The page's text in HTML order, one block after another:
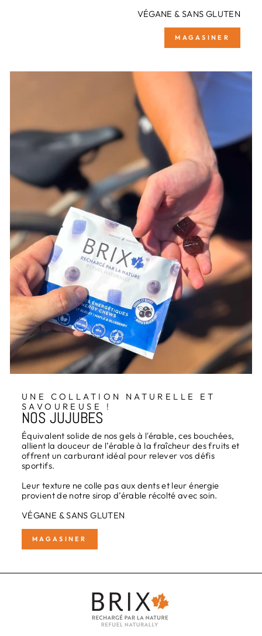
VÉGANE & SANS GLUTEN
MAGASINER
UNE COLLATION NATURELLE ET
SAVOUREUSE !
NOS JUJUBES
Équivalent solide de nos gels à l'érable, ces bouchées,
allient la douceur de l’érable à la fraîcheur des fruits et
offrent un carburant idéal pour relever vos défis
sportifs.
Leur texture ne colle pas aux dents et leur énergie
provient de notre sirop d’érable récolté avec soin.
VÉGANE & SANS GLUTEN
MAGASINER